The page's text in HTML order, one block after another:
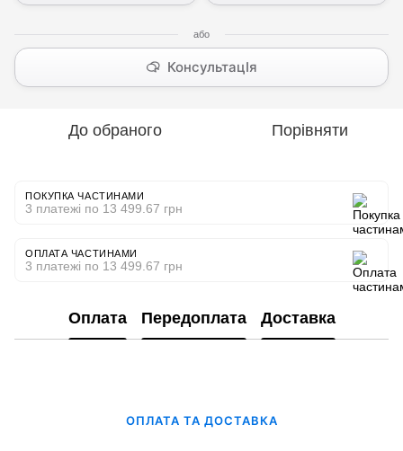
КонсультацІя
До обраного Порівняти
ПОКУПКА ЧАСТИНАМИ
3 платежі по 13 499.67 грн
ОПЛАТА ЧАСТИНАМИ
3 платежі по 13 499.67 грн
Оплата Передоплата Доставка
ОПЛАТА ТА ДОСТАВКА